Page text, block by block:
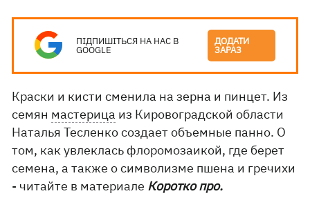
ПІДПИШІТЬСЯ НА НАС В
GOOGLE
ДОДАТИ
ЗАРАЗ
Краски и кисти сменила на зерна и пинцет. Из
семян мастерица из Кировоградской области
Наталья Тесленко создает объемные панно. О
том, как увлеклась флоромозаикой, где берет
семена, а также о символизме пшена и гречихи
- читайте в материале Коротко про.